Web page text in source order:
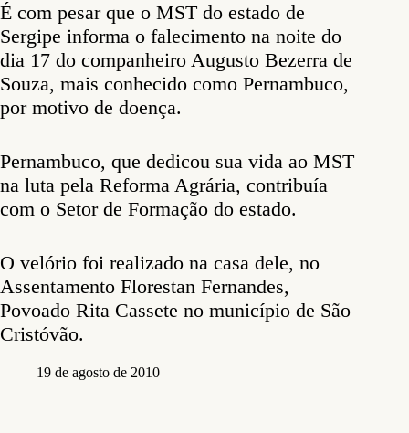
É com pesar que o MST do estado de
Sergipe informa o falecimento na noite do
dia 17 do companheiro Augusto Bezerra de
Souza, mais conhecido como Pernambuco,
por motivo de doença.
Pernambuco, que dedicou sua vida ao MST
na luta pela Reforma Agrária, contribuía
com o Setor de Formação do estado.
O velório foi realizado na casa dele, no
Assentamento Florestan Fernandes,
Povoado Rita Cassete no município de São
Cristóvão.
19 de agosto de 2010